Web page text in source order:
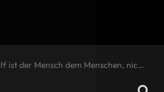
Mensch dem Menschen, nicht ein Mensch, wenn man sich nicht kennt…